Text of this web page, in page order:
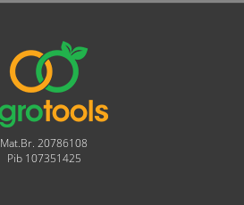
Mat.Br. 20786108
Pib 107351425